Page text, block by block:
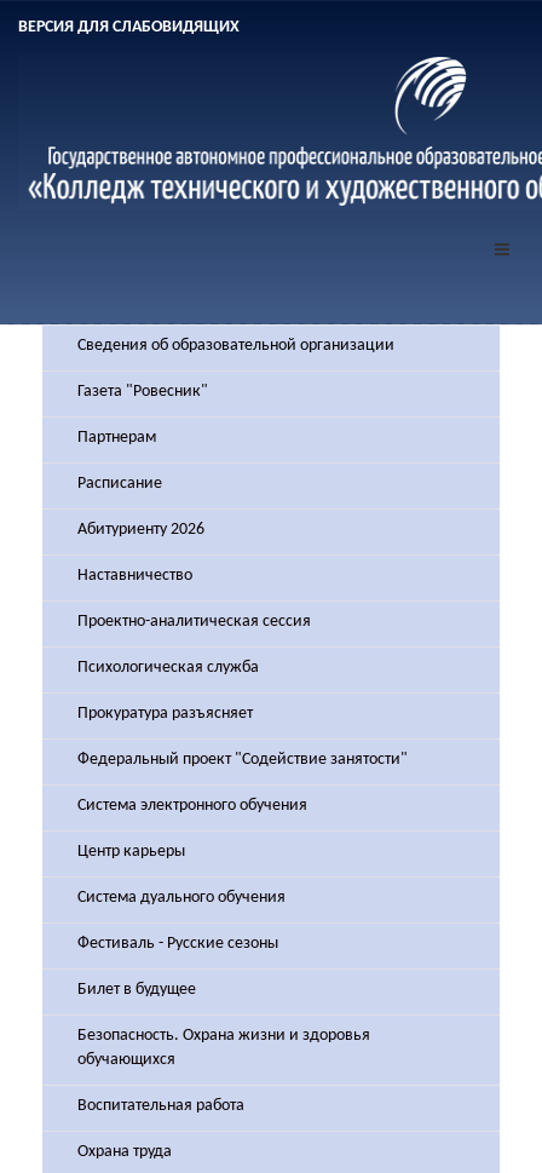
ВЕРСИЯ ДЛЯ СЛАБОВИДЯЩИХ
Сведения об образовательной организации
Газета "Ровесник"
Партнерам
Расписание
Абитуриенту 2026
Наставничество
Проектно-аналитическая сессия
Психологическая служба
Прокуратура разъясняет
Федеральный проект "Содействие занятости"
Система электронного обучения
Центр карьеры
Система дуального обучения
Фестиваль - Русские сезоны
Билет в будущее
Безопасность. Охрана жизни и здоровья
обучающихся
Воспитательная работа
Охрана труда